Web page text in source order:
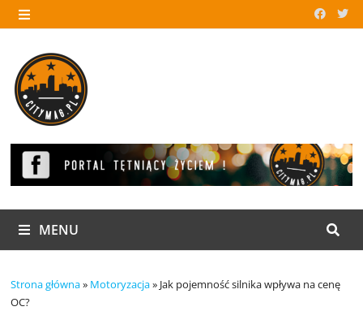
Skip
to
MENU
MENU
Strona główna» Motoryzacja» Jak pojemność silnika wpływa na cenę
OC?